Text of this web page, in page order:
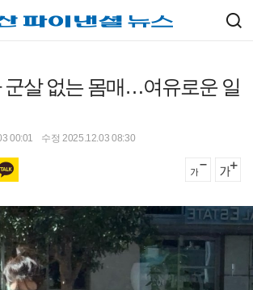
군살 없는 몸매…여유로운 일
00:01 수정 2025.12.03 08:30